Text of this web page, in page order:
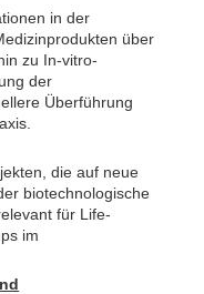
in der
über
zu In-vitro-
der
Überführung
die auf neue
biotechnologische
für Life-
im